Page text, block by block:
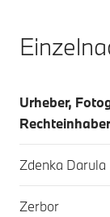
Urheber,
Rechteinhaber
Zdenka Darula
Zerbor